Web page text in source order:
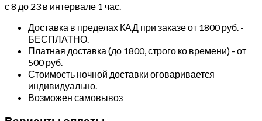
с 8 до 23 в интервале 1 час.
Доставка в пределах КАД при заказе от 1800 руб. -
БЕСПЛАТНО.
Платная доставка (до 1800, строго ко времени) - от
500 руб.
Стоимость ночной доставки оговаривается
индивидуально.
Возможен самовывоз